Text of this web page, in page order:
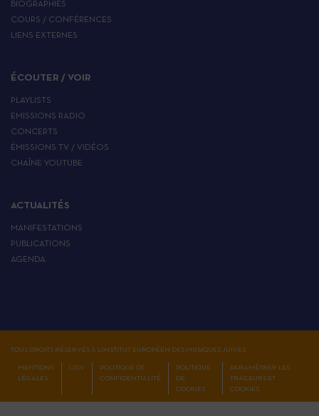
BIOGRAPHIES
COURS / CONFÉRENCES
LIENS EXTERNES
ÉCOUTER / VOIR
PLAYLISTS
EMISSIONS RADIO
CONCERTS
ÉMISSIONS TV / VIDÉOS
CHAÎNE YOUTUBE
ACTUALITÉS
MANIFESTATIONS
PUBLICATIONS
AGENDA
TOUS DROITS RÉSERVÉS À L'INSTITUT EUROPÉEN DES MUSIQUES JUIVES
MENTIONS
LÉGALES
CGV
POLITIQUE DE
CONFIDENTIALITÉ
POLITIQUE
DE
COOKIES
PARAMÉTRER LES
TRACEURS ET
COOKIES